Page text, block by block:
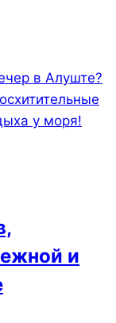
и